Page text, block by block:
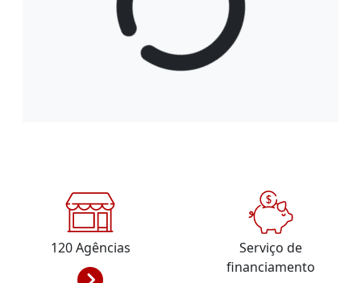
120Agências
Serviço de
financiamento